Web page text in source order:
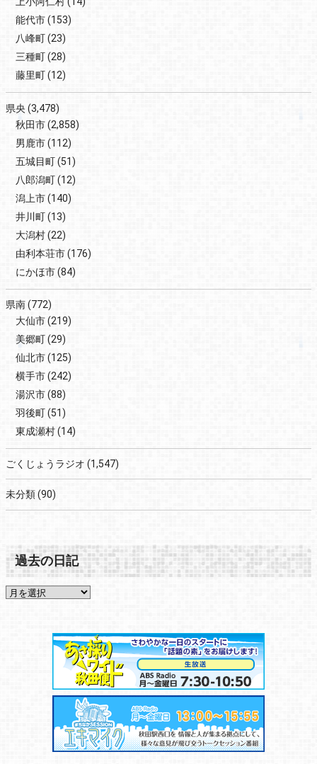
能代市(153)
八峰町(23)
三種町(28)
藤里町(12)
県央 (3,478)
秋田市(2,858)
男鹿市(112)
五城目町(51)
八郎潟町(12)
潟上市(140)
井川町(13)
大潟村(22)
由利本荘市(176)
にかほ市(84)
県南(772)
大仙市(219)
美郷町(29)
仙北市(125)
横手市(242)
湯沢市(88)
羽後町(51)
東成瀬村(14)
ごくじょうラジオ (1,547)
未分類(90)
過去の日記